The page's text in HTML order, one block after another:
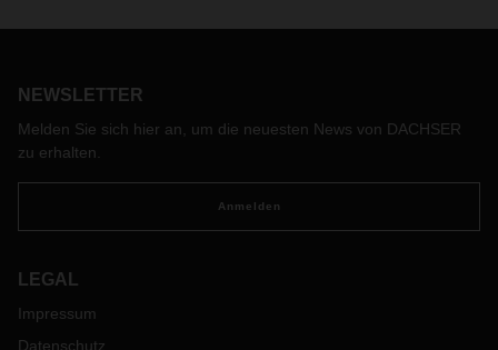
NEWSLETTER
Melden Sie sich hier an, um die neuesten News von DACHSER
zu erhalten.
Anmelden
LEGAL
Impressum
Datenschutz